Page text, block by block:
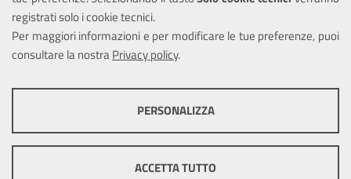
registrati solo i cookie tecnici.
Per maggiori informazioni e per modificare le tue preferenze, puoi
consultare la nostraPrivacy policy.
ottimale per ogni utente. Essi non raccolgono i tuoi dati e le tue
PERSONALIZZA
ACCETTA TUTTO
Dichiarazione di accessibilità